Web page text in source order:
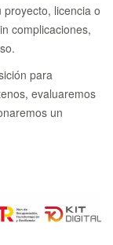
licencia o
complicaciones,
para
evaluaremos
un